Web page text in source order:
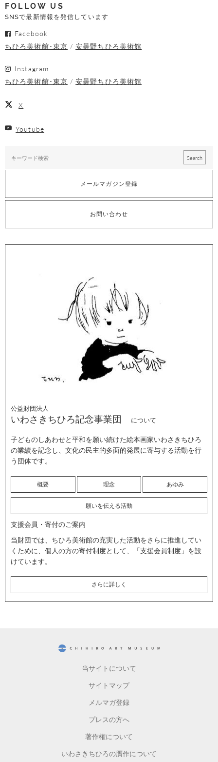
FOLLOW US
SNSで最新情報を発信しています
Facebook
ちひろ美術館･東京
安曇野ちひろ美術館
Instagram
ちひろ美術館･東京
安曇野ちひろ美術館
X
Youtube
メールマガジン登録
お問い合わせ
公益財団法人
いわさきちひろ記念事業団 について
子どものしあわせと平和を願い続けた絵本画家いわさきちひろ
の業績を記念し、文化の民主的多面的発展に寄与する活動を行
う団体です。
概要 理念 あゆみ
願いを伝える活動
支援会員・寄付のご案内
当財団では、ちひろ美術館の充実した活動をさらに推進してい
くために、個人の方の寄付制度として、「支援会員制度」を設
けています。
さらに詳しく
当サイトについて
サイトマップ
メルマガ登録
プレスの方へ
著作権について
いわさきちひろの贋作について